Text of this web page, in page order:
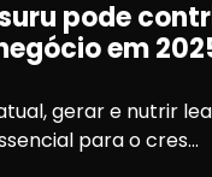
pode
em
gerar e nutrir
para o cres...